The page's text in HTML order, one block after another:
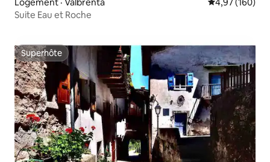
Suite Eau et Roche
Superhôte
Superhôte